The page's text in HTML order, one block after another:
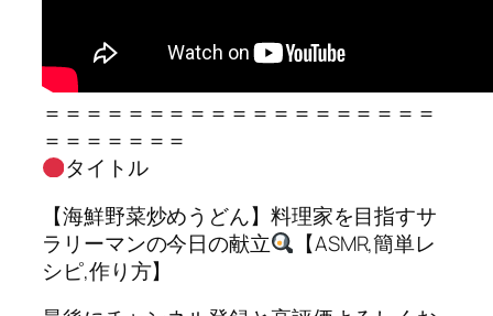
＝＝＝＝＝＝＝＝＝＝＝＝＝＝＝＝＝＝＝
＝＝＝＝＝＝＝
タイトル
【海鮮野菜炒めうどん】料理家を目指すサ
ラリーマンの今日の献立
【ASMR,簡単レ
シピ,作り方】